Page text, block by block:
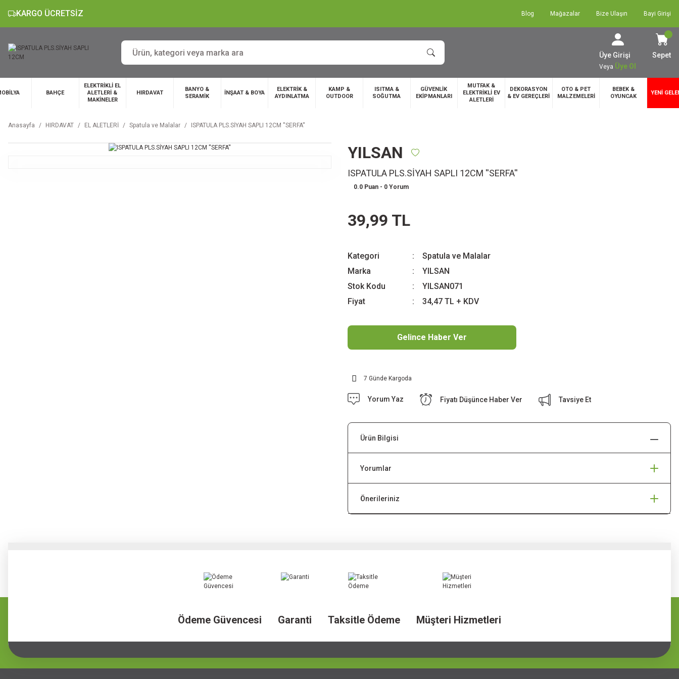
KARGO ÜCRETSİZ Blog Mağazalar Bize Ulaşın Bayi Girişi
Üye Girişi
Veya Üye Ol
Sepet
BAHÇE
ELEKTRİKLİ EL
ALETLERİ &
MAKİNELER
HIRDAVAT
BANYO &
SERAMİK
İNŞAAT & BOYA
ELEKTRİK &
AYDINLATMA
KAMP &
OUTDOOR
ISITMA &
SOĞUTMA
GÜVENLİK
EKİPMANLARI
MUTFAK &
ELEKTRİKLİ EV
ALETLERİ
DEKORASYON
& EV GEREÇLERİ
OTO & PET
MALZEMELERİ
BEBEK &
OYUNCAK
YENİ
Anasayfa HIRDAVAT EL ALETLERİ Spatula ve Malalar ISPATULA PLS.SİYAH SAPLI 12CM ''SERFA''
YILSAN
ISPATULA PLS.SİYAH SAPLI 12CM ''SERFA''
0.0 Puan - 0 Yorum
39,99 TL
Kategori
Spatula ve Malalar
Marka
YILSAN
Stok Kodu
YILSAN071
Fiyat
34,47 TL + KDV
Gelince Haber Ver
7 Günde Kargoda
Yorum Yaz Fiyatı Düşünce Haber Ver Tavsiye Et
Ürün Bilgisi
Yorumlar
Önerileriniz
Ödeme Güvencesi Garanti Taksitle Ödeme Müşteri Hizmetleri